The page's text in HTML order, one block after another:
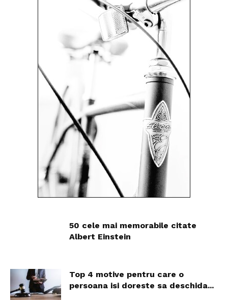
50 cele mai memorabile citate
Albert Einstein
Top 4 motive pentru care o
persoana isi doreste sa deschida...